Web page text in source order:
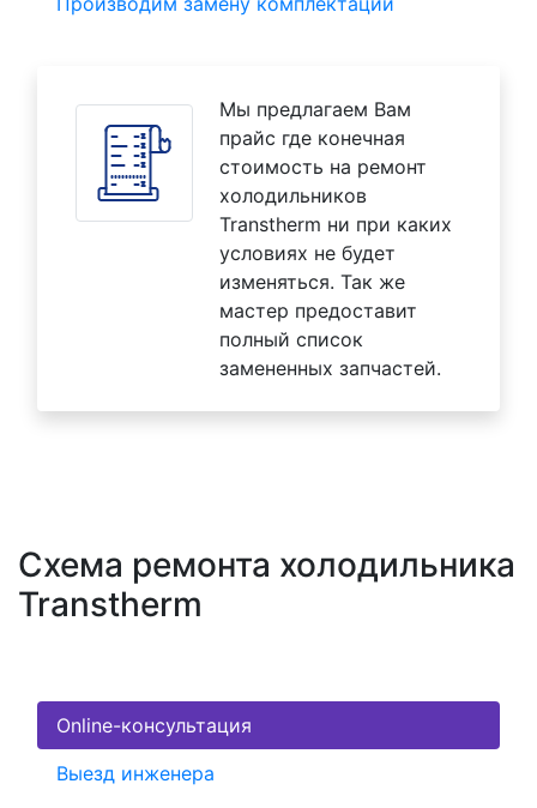
Мы предлагаем Вам
прайс где конечная
стоимость на ремонт
холодильников
Transtherm ни при каких
условиях не будет
изменяться. Так же
мастер предоставит
полный список
замененных запчастей.
Схема ремонта холодильника
Transtherm
Online-консультация
Выезд инженера